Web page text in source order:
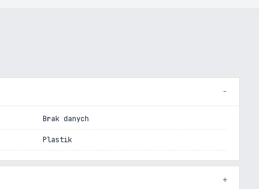
Brak danych
Plastik